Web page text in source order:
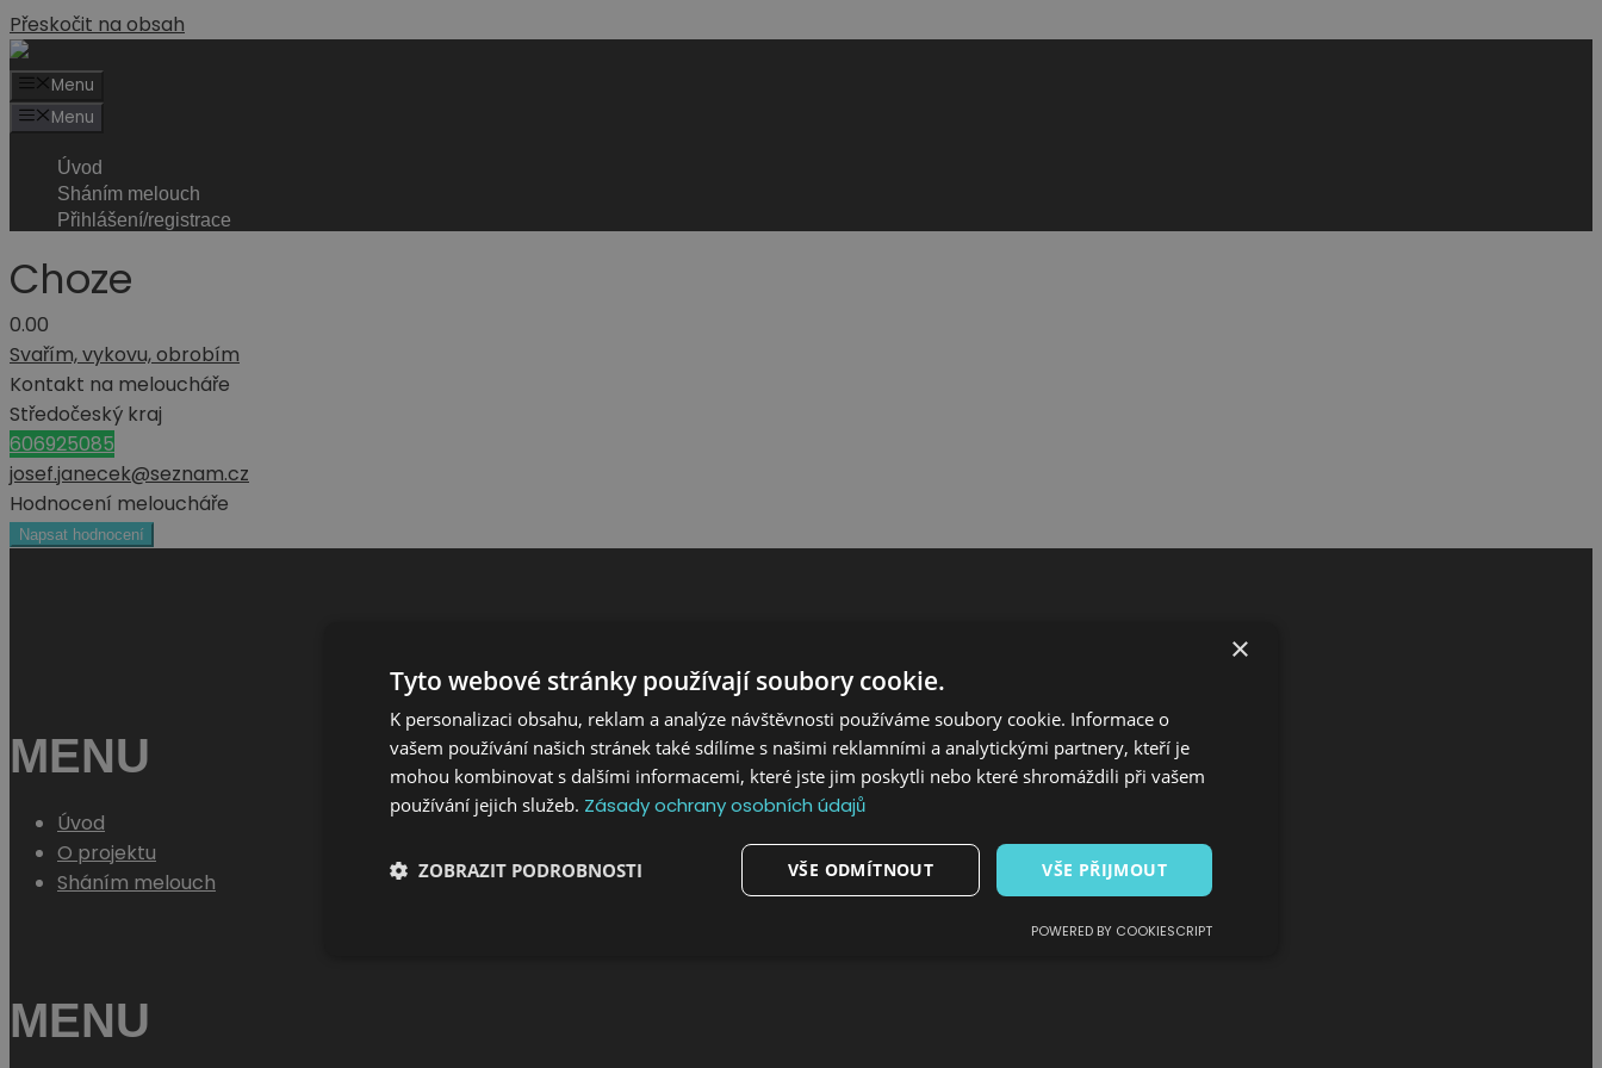
Přeskočit na obsah
Menu
Menu
Úvod
Sháním melouch
Přihlášení/registrace
Choze
0.00
Svařím, vykovu, obrobím
Kontakt na meloucháře
Středočeský kraj
606925085
josef.janecek@seznam.cz
Hodnocení meloucháře
Napsat hodnocení
MENU
Úvod
O projektu
Sháním melouch
MENU
×
Tyto webové stránky používají soubory cookie.
K personalizaci obsahu, reklam a analýze návštěvnosti používáme soubory cookie. Informace o
vašem používání našich stránek také sdílíme s našimi reklamními a analytickými partnery, kteří je
mohou kombinovat s dalšími informacemi, které jste jim poskytli nebo které shromáždili při vašem
používání jejich služeb. Zásady ochrany osobních údajů
VŠE PŘIJMOUT
VŠE ODMÍTNOUT
ZOBRAZIT PODROBNOSTI
POWERED BY COOKIESCRIPT